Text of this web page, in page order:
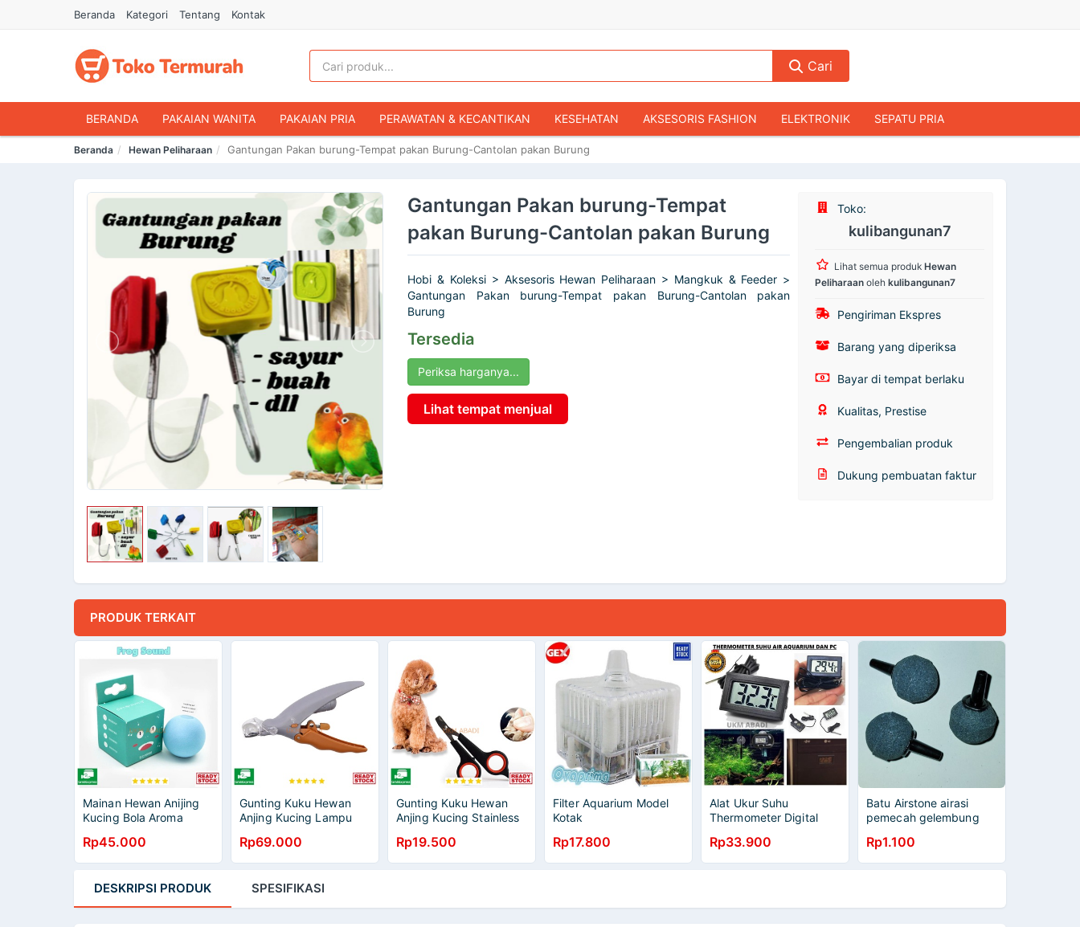
Beranda Kategori Tentang Kontak
Cari
BERANDA PAKAIAN WANITA PAKAIAN PRIA PERAWATAN & KECANTIKAN KESEHATAN AKSESORIS FASHION ELEKTRONIK SEPATU PRIA
HANDPHONE & AKSESORIS FASHION MUSLIM KOPER & TAS TRAVEL TAS WANITA
OLAHRAGA & OUTDOOR BUKU & ALAT TULIS HOBI & KOLEKSI MOBIL BUKU & MAJALAH
Beranda Hewan Peliharaan Gantungan Pakan burung-Tempat pakan Burung-Cantolan pakan Burung
Gantungan Pakan burung-Tempat
pakan Burung-Cantolan pakan Burung
Hobi & Koleksi > Aksesoris Hewan Peliharaan > Mangkuk & Feeder >
Gantungan Pakan burung-Tempat pakan Burung-Cantolan pakan
Burung
Tersedia
Periksa harganya...
Lihat tempat menjual
Toko:
kulibangunan7
Lihat semua produkHewan
Peliharaan olehkulibangunan7
Pengiriman Ekspres
Barang yang diperiksa
Bayar di tempat berlaku
Kualitas, Prestise
Pengembalian produk
Dukung pembuatan faktur
PRODUK TERKAIT
Mainan Hewan Anijing
Kucing Bola Aroma
PGCT162
Rp45.000
Gunting Kuku Hewan
Anjing Kucing Lampu
Clipper Y333
Rp69.000
Gunting Kuku Hewan
Anjing Kucing Stainless
Rp19.500
Filter Aquarium Model
Kotak
Rp17.800
Alat Ukur Suhu
Thermometer Digital
Komputer 1 Mtr 111147
Rp33.900
Batu Airstone airasi
pemecah gelembung
per 1 pcs
Rp1.100
DESKRIPSI PRODUK SPESIFIKASI